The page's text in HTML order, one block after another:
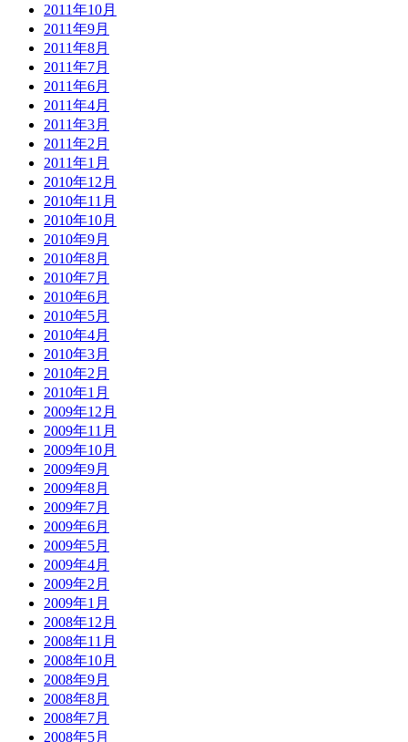
2011年10月
2011年9月
2011年8月
2011年7月
2011年6月
2011年4月
2011年3月
2011年2月
2011年1月
2010年12月
2010年11月
2010年10月
2010年9月
2010年8月
2010年7月
2010年6月
2010年5月
2010年4月
2010年3月
2010年2月
2010年1月
2009年12月
2009年11月
2009年10月
2009年9月
2009年8月
2009年7月
2009年6月
2009年5月
2009年4月
2009年2月
2009年1月
2008年12月
2008年11月
2008年10月
2008年9月
2008年8月
2008年7月
2008年5月